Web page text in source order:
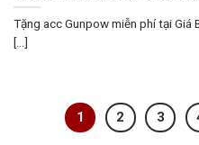
Tặng acc Gunpow miễn phí tại Giá
[...]
1 2 3